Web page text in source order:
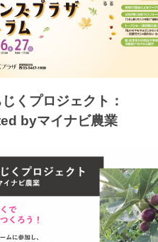
くプロジェクト：
byマイナビ農業